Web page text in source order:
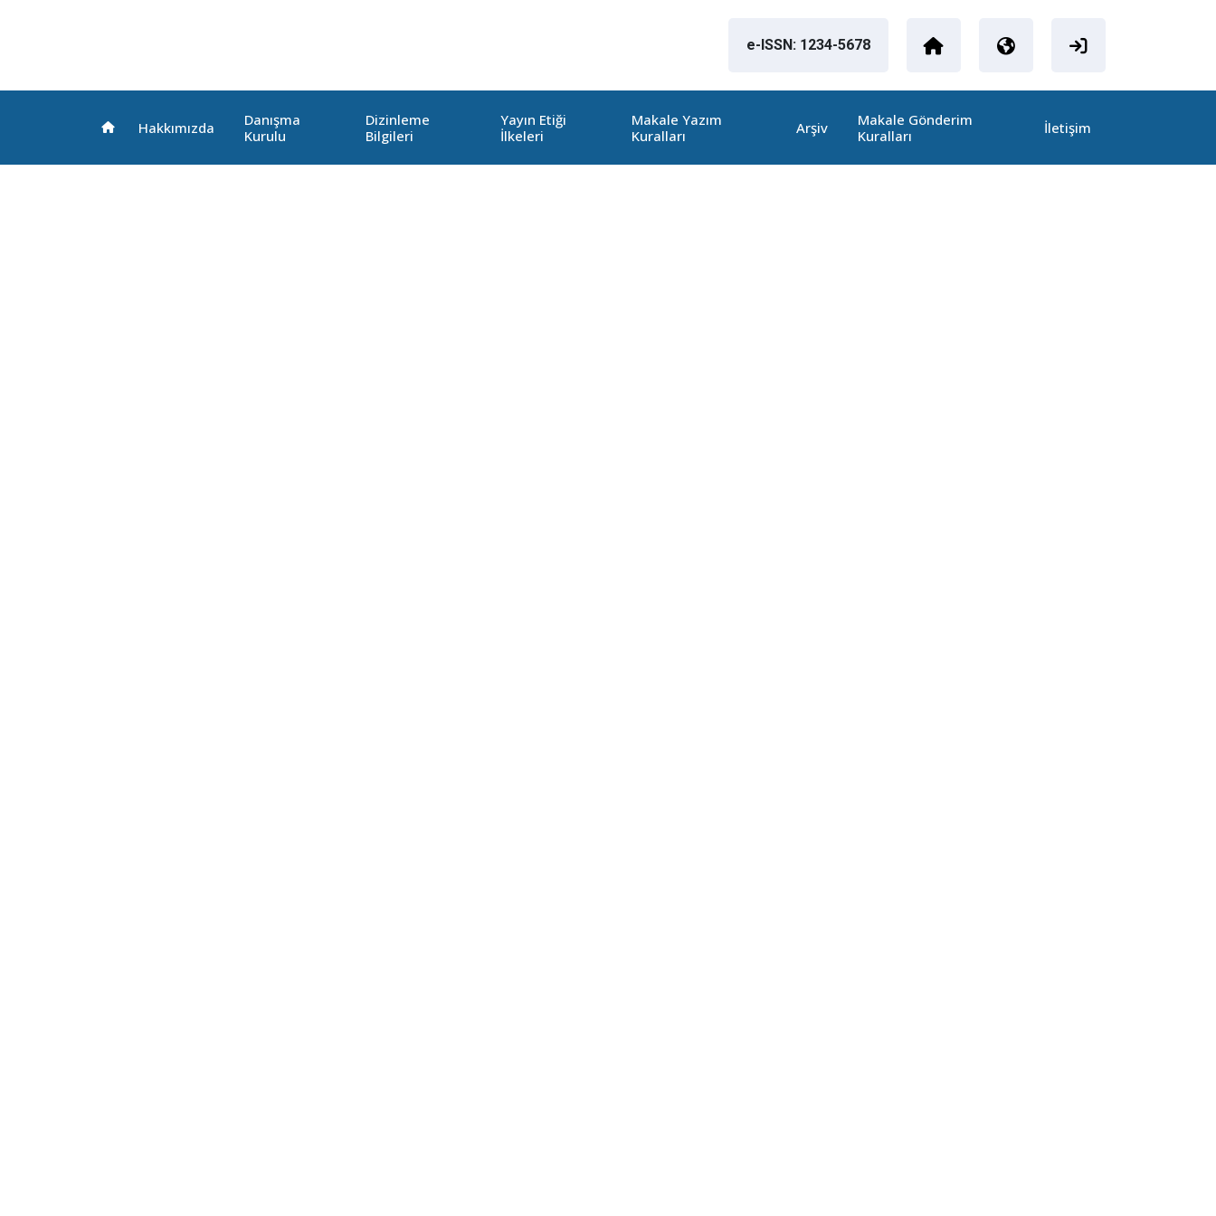
e-ISSN: 1234-5678
Hakkımızda
Danışma
Kurulu
Dizinleme
Bilgileri
Yayın Etiği
İlkeleri
Makale Yazım
Kuralları
Arşiv
Makale Gönderim
Kuralları
İletişim